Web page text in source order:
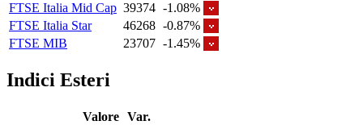
FTSE Italia Mid Cap 39374 -1.08%
FTSE Italia Star
46268 -0.87%
FTSE MIB
23707 -1.45%
Indici Esteri
Valore Var.